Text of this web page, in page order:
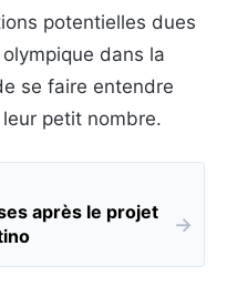
potentielles dues
dans la
se faire entendre
petit nombre.
après le projet
→